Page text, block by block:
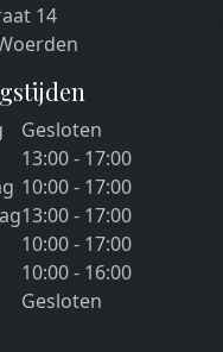
14
Gesloten
13:00 - 17:00
10:00 - 17:00
13:00 - 17:00
10:00 - 17:00
10:00 - 16:00
Gesloten